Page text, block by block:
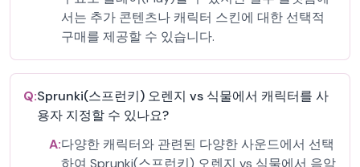
서는 추가 콘텐츠나 캐릭터 스킨에 대한 선택적
구매를 제공할 수 있습니다.
Q:Sprunki(스프런키) 오렌지 vs 식물에서 캐릭터를 사
용자 지정할 수 있나요?
A:다양한 캐릭터와 관련된 다양한 사운드에서 선택
하여 Sprunki(스프런키) 오렌지 vs 식물에서 음악